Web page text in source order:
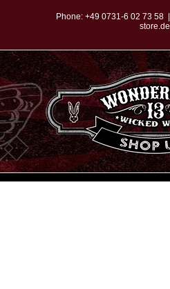
springen
Phone: +49 0731-6 02 73 58
store.de